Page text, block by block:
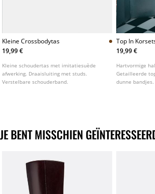
Kleine Crossbodytas
19,99 €
Kleine schoudertas met imitatiesuède
afwerking. Draaisluiting met studs.
Verstelbare schouderband.
Top In
19,99 €
Hartvormige
Getailleerde
dunne
JE BENT MISSCHIEN